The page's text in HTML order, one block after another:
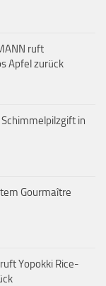
ruft
Apfel zurück
in
Gourmaître
Yopokki Rice-